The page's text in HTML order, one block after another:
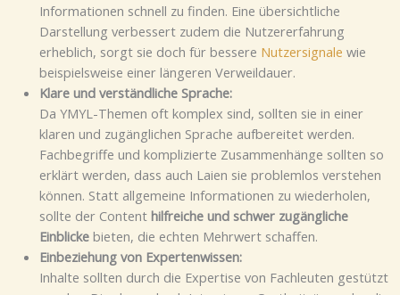
Informationen schnell zu finden. Eine übersichtliche
Darstellung verbessert zudem die Nutzererfahrung
erheblich, sorgt sie doch für bessere Nutzersignale wie
beispielsweise einer längeren Verweildauer.
Klare und verständliche Sprache:
Da YMYL-Themen oft komplex sind, sollten sie in einer
klaren und zugänglichen Sprache aufbereitet werden.
Fachbegriffe und komplizierte Zusammenhänge sollten so
erklärt werden, dass auch Laien sie problemlos verstehen
können. Statt allgemeine Informationen zu wiederholen,
sollte der Content hilfreiche und schwer zugängliche
Einblickebieten, die echten Mehrwert schaffen.
Einbeziehung von Expertenwissen:
Inhalte sollten durch die Expertise von Fachleuten gestützt